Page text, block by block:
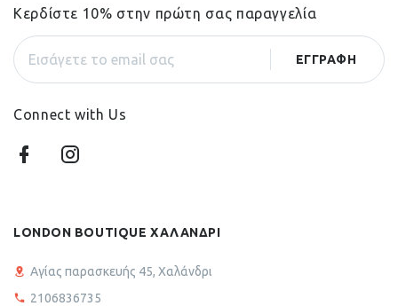
Κερδίστε 10% στην πρώτη σας παραγγελία
Connect with Us
LONDON BOUTIQUE ΧΑΛΑΝΔΡΙ
Αγίας παρασκευής 45, Χαλάνδρι
2106836735